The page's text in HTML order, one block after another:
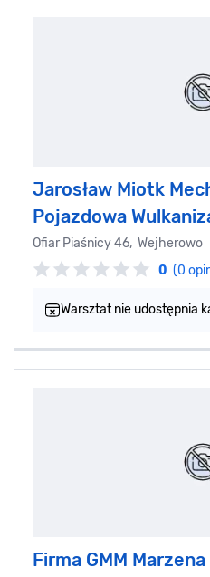
Jarosław Miotk
Pojazdowa
Ofiar Piaśnicy 46, Wejherowo
0 (0
Warsztat nie udostępnia
Firma GMM